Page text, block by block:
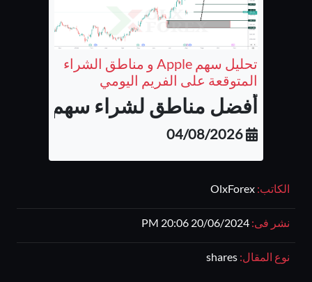
الكاتب: OlxForex
نشر فى: 20/06/2024 20:06 PM
نوع المقال: shares
تحليل سهم Apple و مناطق الشراء
المتوقعة على الفريم اليومي
أفضل مناطق لشراء سهم شركة
04/08/2026